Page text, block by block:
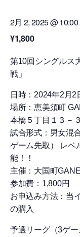
2月 2, 2025 @
¥1,800
第10回シングルス
戦」
日時：2024年2月
場所：恵美須町
本橋５丁目１３－
試合形式：男女混
ゲーム先取） レベ
能！！
主催：大国町
参加費：1,800円
お申込み方法：当
の購入
予選リーグ（3ゲ